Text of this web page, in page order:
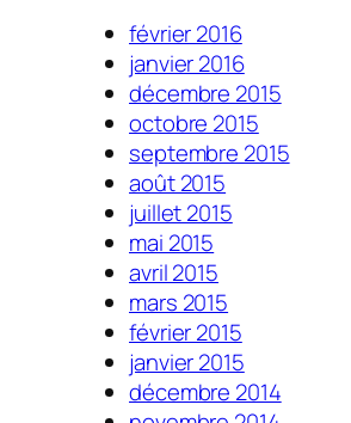
février 2016
janvier 2016
décembre 2015
octobre 2015
septembre 2015
août 2015
juillet 2015
mai 2015
avril 2015
mars 2015
février 2015
janvier 2015
décembre 2014